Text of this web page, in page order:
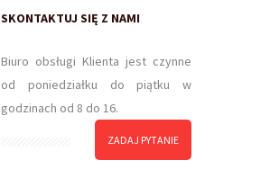
SKONTAKTUJ SIĘ Z NAMI
Biuro obsługi Klienta jest czynne
od poniedziałku do piątku w
godzinach od 8 do 16.
ZADAJ PYTANIE